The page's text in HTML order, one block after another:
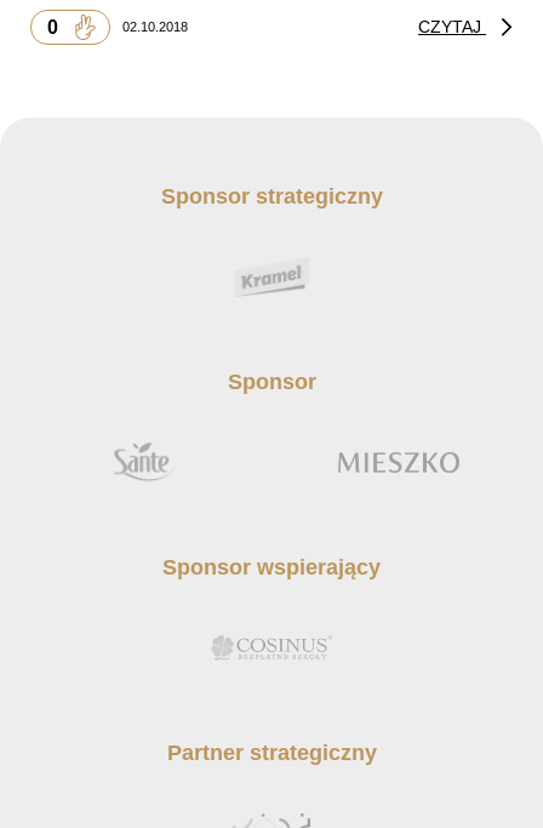
0 02.10.2018 CZYTAJ
Sponsor strategiczny
Sponsor
Sponsor wspierający
Partner strategiczny